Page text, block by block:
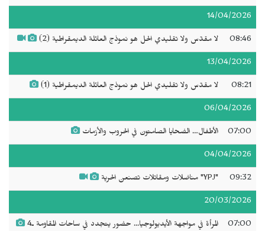
14/04/2026
08:46 لا مقدّس ولا تقليدي الحل هو نموذج العائلة الديمقراطية (2)
13/04/2026
08:21 لا مقدّس ولا تقليدي الحل هو نموذج العائلة الديمقراطية (1)
06/04/2026
07:00 الأطفال… الضحايا الصامتون في الحروب والأزمات
04/04/2026
09:32 "YPJ" مناضلات ومقاتلات تصنعن الحرية
20/03/2026
07:00 المرأة في مواجهة الأيديولوجيا... حضور يتجدد في ساحات المقاومة ـ4